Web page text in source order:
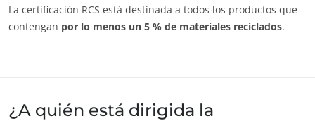
Suiza (alemán)
Turquía (turco)
La certificación RCS está destinada a todos los productos que
contengan por lo menos un 5 % de materiales reciclados.
¿A quién está dirigida la